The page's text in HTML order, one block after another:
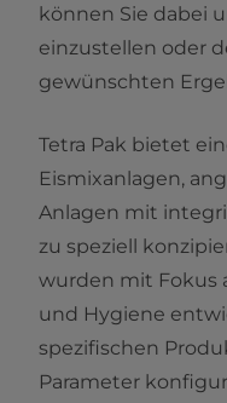
können Sie dabei
einzustellen oder
gewünschten
Tetra Pak bietet
Eismixanlagen,
Anlagen mit
zu speziell
wurden mit Fokus
und Hygiene
spezifischen
Parameter